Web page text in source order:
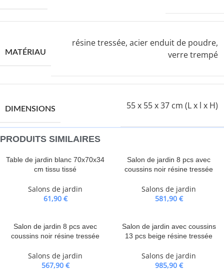
MATÉRIAU
résine tressée, acier enduit de poudre,
verre trempé
DIMENSIONS 55 x 55 x 37 cm (L x l x H)
PRODUITS SIMILAIRES
Table de jardin blanc 70x70x34
cm tissu tissé
Salons de jardin
61,90 €
Salon de jardin 8 pcs avec
coussins noir résine tressée
Salons de jardin
581,90 €
Salon de jardin 8 pcs avec
coussins noir résine tressée
Salons de jardin
567,90 €
Salon de jardin avec coussins
13 pcs beige résine tressée
Salons de jardin
985,90 €